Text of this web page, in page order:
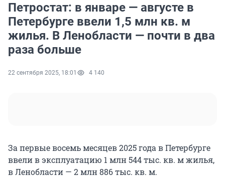
Петростат: в январе — августе в
Петербурге ввели 1,5 млн кв. м
жилья. В Ленобласти — почти в два
раза больше
22 сентября 2025, 18:01 4 140
За первые восемь месяцев 2025 года в Петербурге
ввели в эксплуатацию 1 млн 544 тыс. кв. мжилья,
в Ленобласти — 2 млн 886 тыс. кв. м.